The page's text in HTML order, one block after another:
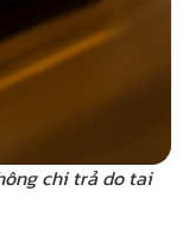
chi trả do tai